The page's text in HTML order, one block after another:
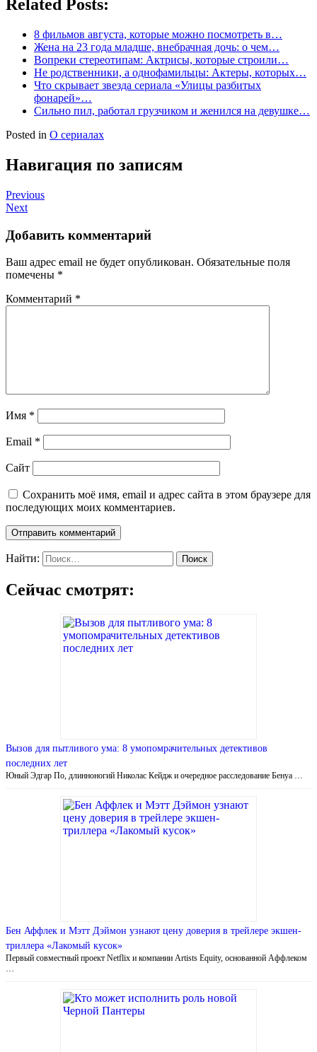
Related Posts:
8 фильмов августа, которые можно посмотреть в…
Жена на 23 года младше, внебрачная дочь: о чем…
Вопреки стереотипам: Актрисы, которые строили…
Не родственники, а однофамильцы: Актеры, которых…
Что скрывает звезда сериала «Улицы разбитых
фонарей»…
Сильно пил, работал грузчиком и женился на девушке…
Posted in О сериалах
Навигация по записям
Previous
Next
Добавить комментарий
Ваш адрес email не будет опубликован. Обязательные поля
помечены *
Комментарий *
Имя *
Email *
Сайт
Сохранить моё имя, email и адрес сайта в этом браузере для
последующих моих комментариев.
Найти:
Сейчас смотрят:
Вызов для пытливого ума: 8 умопомрачительных детективов
последних лет
Юный Эдгар По, длинноногий Николас Кейдж и очередное расследование Бенуа …
Бен Аффлек и Мэтт Дэймон узнают цену доверия в трейлере экшен-
триллера «Лакомый кусок»
Первый совместный проект Netflix и компании Artists Equity, основанной Аффлеком
…